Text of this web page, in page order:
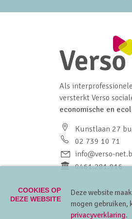
Als
versterkt Verso
economische en
Kunstlaan 27
02 739 10 71
info@verso-
0461.281.916
COOKIES OP
DEZE WEBSITE
Deze website
mogen gebruiken,
privacyverklaring.